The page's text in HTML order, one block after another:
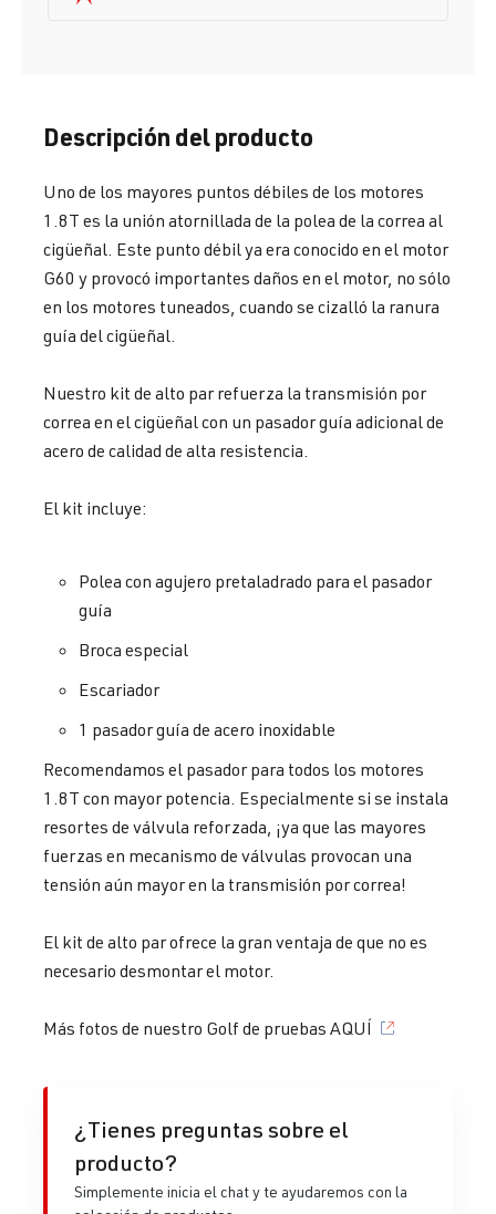
Descripción del producto
Uno de los mayores puntos débiles de los motores
1.8T es la unión atornillada de la polea de la correa al
cigüeñal. Este punto débil ya era conocido en el motor
G60 y provocó importantes daños en el motor, no sólo
en los motores tuneados, cuando se cizalló la ranura
guía del cigüeñal.
Nuestro kit de alto par refuerza la transmisión por
correa en el cigüeñal con un pasador guía adicional de
acero de calidad de alta resistencia.
El kit incluye:
Polea con agujero pretaladrado para el pasador
guía
Broca especial
Escariador
1 pasador guía de acero inoxidable
Recomendamos el pasador para todos los motores
1.8T con mayor potencia. Especialmente si se instala
resortes de válvula reforzada, ¡ya que las mayores
fuerzas en mecanismo de válvulas provocan una
tensión aún mayor en la transmisión por correa!
El kit de alto par ofrece la gran ventaja de que no es
necesario desmontar el motor.
Más fotos de nuestro Golf de pruebas AQUÍ
¿Tienes preguntas sobre el
producto?
Simplemente inicia el chat y te ayudaremos con la